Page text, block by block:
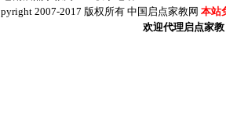
2007-2017 版权所有 中国启点家教网 本站
欢迎代理启点家